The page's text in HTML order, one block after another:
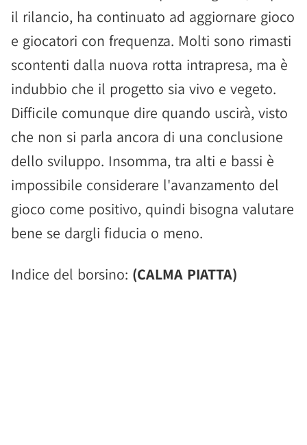
il rilancio, ha continuato ad aggiornare gioco
e giocatori con frequenza. Molti sono rimasti
scontenti dalla nuova rotta intrapresa, ma è
indubbio che il progetto sia vivo e vegeto.
Difficile comunque dire quando uscirà, visto
che non si parla ancora di una conclusione
dello sviluppo. Insomma, tra alti e bassi è
impossibile considerare l'avanzamento del
gioco come positivo, quindi bisogna valutare
bene se dargli fiducia o meno.
Indice del borsino: (CALMA PIATTA)